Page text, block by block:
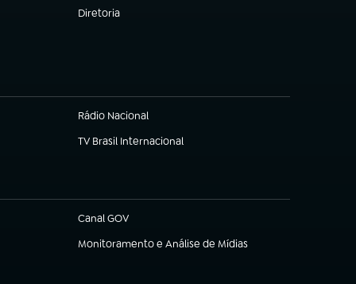
Diretoria
(abre em nova aba)
Rádio Nacional
TV Brasil Internacional
(abre em nova aba)
Canal GOV
(abre em nova aba)
Monitoramento e Análise de Mídias
(abre em nova aba)